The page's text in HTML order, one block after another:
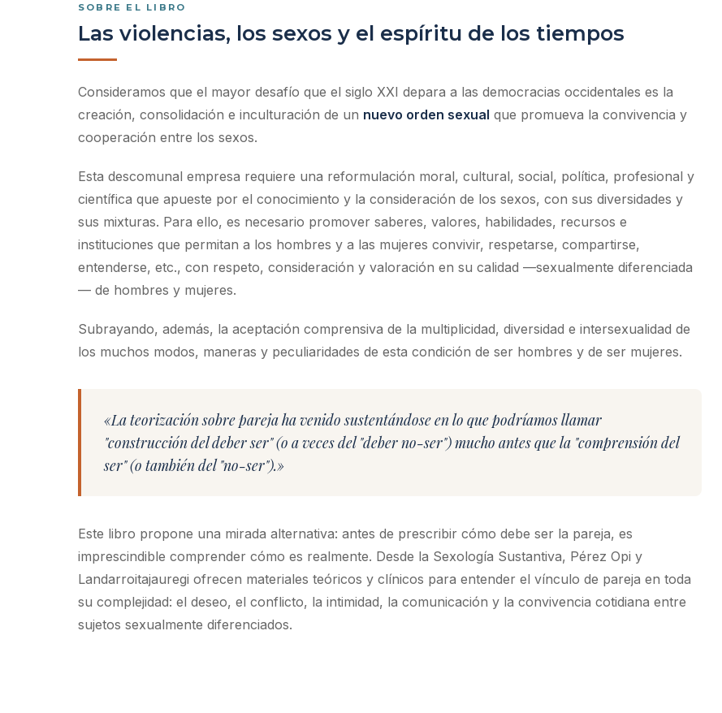
SOBRE EL LIBRO
Las violencias, los sexos y el espíritu de los tiempos
Consideramos que el mayor desafío que el siglo XXI depara a las democracias occidentales es la
creación, consolidación e inculturación de un nuevo orden sexual que promueva la convivencia y
cooperación entre los sexos.
Esta descomunal empresa requiere una reformulación moral, cultural, social, política, profesional y
científica que apueste por el conocimiento y la consideración de los sexos, con sus diversidades y
sus mixturas. Para ello, es necesario promover saberes, valores, habilidades, recursos e
instituciones que permitan a los hombres y a las mujeres convivir, respetarse, compartirse,
entenderse, etc., con respeto, consideración y valoración en su calidad —sexualmente diferenciada
— de hombres y mujeres.
Subrayando, además, la aceptación comprensiva de la multiplicidad, diversidad e intersexualidad de
los muchos modos, maneras y peculiaridades de esta condición de ser hombres y de ser mujeres.
«La teorización sobre pareja ha venido sustentándose en lo que podríamos llamar
"construcción del deber ser" (o a veces del "deber no-ser") mucho antes que la "comprensión del
ser" (o también del "no-ser").»
Este libro propone una mirada alternativa: antes de prescribir cómo debe ser la pareja, es
imprescindible comprender cómo es realmente. Desde la Sexología Sustantiva, Pérez Opi y
Landarroitajauregi ofrecen materiales teóricos y clínicos para entender el vínculo de pareja en toda
su complejidad: el deseo, el conflicto, la intimidad, la comunicación y la convivencia cotidiana entre
sujetos sexualmente diferenciados.